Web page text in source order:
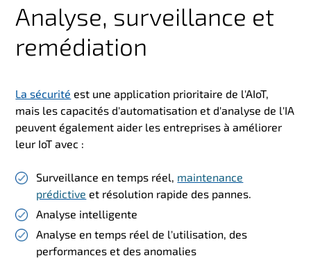
Analyse, surveillance et
remédiation
La sécurité est une application prioritaire de l'AIoT,
mais les capacités d'automatisation et d'analyse de l'IA
peuvent également aider les entreprises à améliorer
leur IoT avec :
Surveillance en temps réel, maintenance
prédictive et résolution rapide des pannes.
Analyse intelligente
Analyse en temps réel de l'utilisation, des
performances et des anomalies